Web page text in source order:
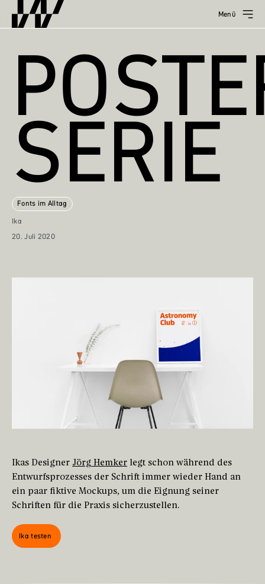
Menü
SERIE
Fonts im Alltag
Ika
20. Juli 2020
Ikas Designer Jörg Hemker legt schon während des
Entwurfsprozesses der Schrift immer wieder Hand an
ein paar fiktive Mockups, um die Eignung seiner
Schriften für die Praxis sicherzustellen.
Ika testen